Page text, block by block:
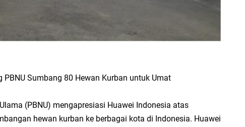
PBNU Sumbang 80 Hewan Kurban untuk Umat
(PBNU) mengapresiasi Huawei Indonesia atas
hewan kurban ke berbagai kota di Indonesia. Huawei